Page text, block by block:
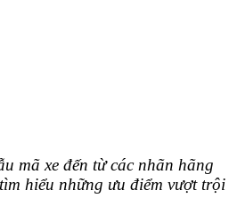
mã xe đến từ các nhãn hãng
hiểu những ưu điểm vượt trội